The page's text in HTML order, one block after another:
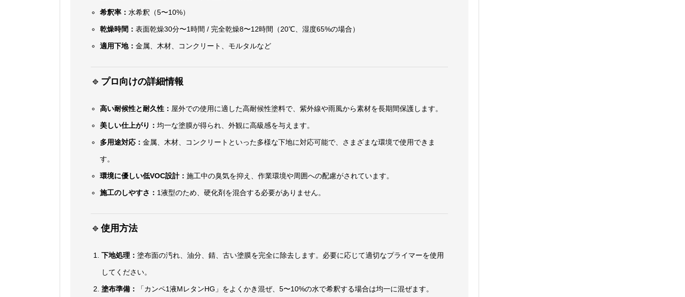
希釈率：水希釈（5〜10%）
乾燥時間：表面乾燥30分〜1時間 / 完全乾燥8〜12時間（20℃、湿度65%の場合）
適用下地：金属、木材、コンクリート、モルタルなど
🔹 プロ向けの詳細情報
高い耐候性と耐久性： 屋外での使用に適した高耐候性塗料で、紫外線や雨風から素材を長期間保護します。
美しい仕上がり：均一な塗膜が得られ、外観に高級感を与えます。
多用途対応：金属、木材、コンクリートといった多様な下地に対応可能で、さまざまな環境で使用できま
す。
環境に優しい低VOC設計：施工中の臭気を抑え、作業環境や周囲への配慮がされています。
施工のしやすさ： 1液型のため、硬化剤を混合する必要がありません。
🔹 使用方法
下地処理： 塗布面の汚れ、油分、錆、古い塗膜を完全に除去します。必要に応じて適切なプライマーを使用
してください。
塗布準備： 「カンペ1液MレタンHG」をよくかき混ぜ、5〜10%の水で希釈する場合は均一に混ぜます。